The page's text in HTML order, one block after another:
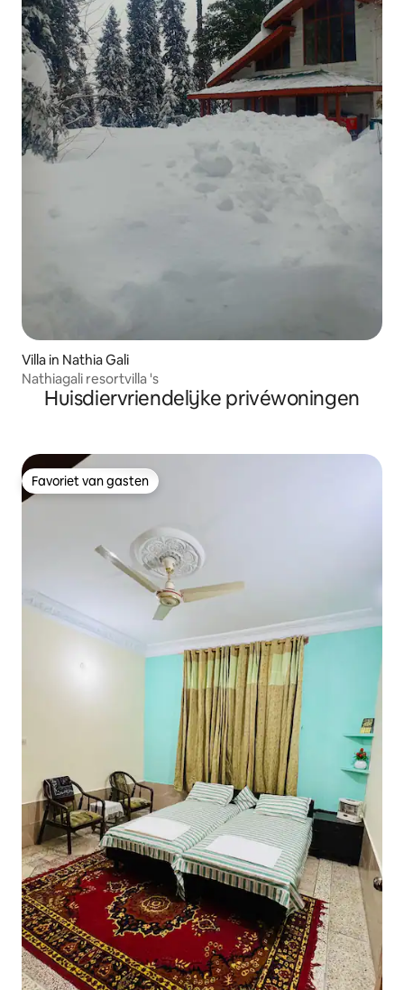
Villa in Nathia Gali
Nathiagali resortvilla 's
Huisdiervriendelijke privéwoningen
Favoriet van gasten
Favoriet van gasten